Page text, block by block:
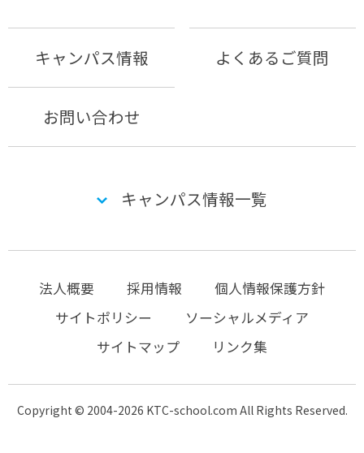
キャンパス情報 よくあるご質問
お問い合わせ
キャンパス情報一覧
法人概要 採用情報
個人情報保護方針
サイトポリシー
ソーシャルメディア
サイトマップ
リンク集
Copyright © 2004-2026 KTC-school.com All Rights Reserved.